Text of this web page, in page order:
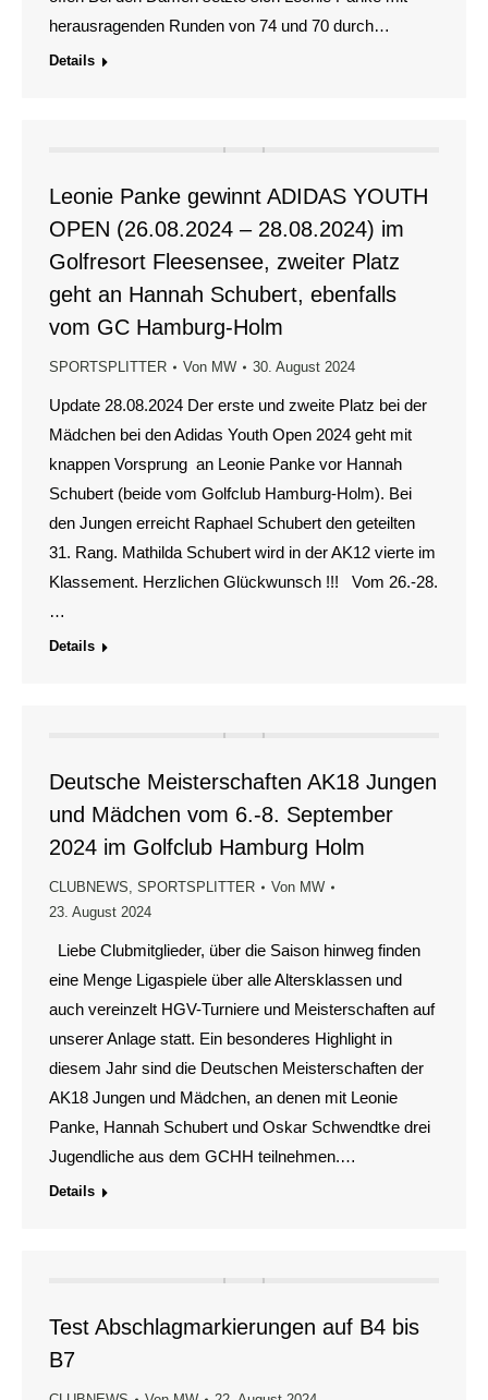
herausragenden Runden von 74 und 70 durch…
Details
Leonie Panke gewinnt ADIDAS YOUTH
OPEN (26.08.2024 – 28.08.2024) im
Golfresort Fleesensee, zweiter Platz
geht an Hannah Schubert, ebenfalls
vom GC Hamburg-Holm
SPORTSPLITTER Von MW 30. August 2024
Update 28.08.2024 Der erste und zweite Platz bei der
Mädchen bei den Adidas Youth Open 2024 geht mit
knappen Vorsprung an Leonie Panke vor Hannah
Schubert (beide vom Golfclub Hamburg-Holm). Bei
den Jungen erreicht Raphael Schubert den geteilten
31. Rang. Mathilda Schubert wird in der AK12 vierte im
Klassement. Herzlichen Glückwunsch !!! Vom 26.-28.
…
Details
Deutsche Meisterschaften AK18 Jungen
und Mädchen vom 6.-8. September
2024 im Golfclub Hamburg Holm
CLUBNEWS, SPORTSPLITTER Von MW
23. August 2024
Liebe Clubmitglieder, über die Saison hinweg finden
eine Menge Ligaspiele über alle Altersklassen und
auch vereinzelt HGV-Turniere und Meisterschaften auf
unserer Anlage statt. Ein besonderes Highlight in
diesem Jahr sind die Deutschen Meisterschaften der
AK18 Jungen und Mädchen, an denen mit Leonie
Panke, Hannah Schubert und Oskar Schwendtke drei
Jugendliche aus dem GCHH teilnehmen.…
Details
Test Abschlagmarkierungen auf B4 bis
B7